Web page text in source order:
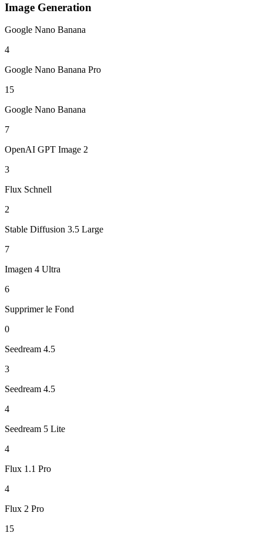
Image Generation
Google Nano Banana
4
Google Nano Banana Pro
15
Google Nano Banana
7
OpenAI GPT Image 2
3
Flux Schnell
2
Stable Diffusion 3.5 Large
7
Imagen 4 Ultra
6
Supprimer le Fond
0
Seedream 4.5
3
Seedream 4.5
4
Seedream 5 Lite
4
Flux 1.1 Pro
4
Flux 2 Pro
15